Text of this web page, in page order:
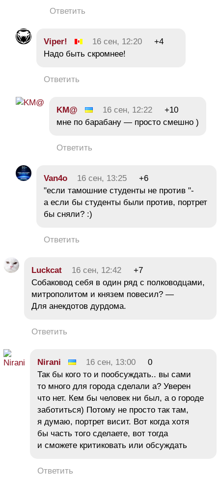
Ответить
Viper! 16 сен, 12:20
+4
Надо быть скромнее!
Ответить
KM@ 16 сен, 12:22
+10
мне по барабану — просто смешно )
Ответить
Van4o 16 сен, 13:25
+6
"если тамошние студенты не против "-
а если бы студенты были против, портрет
бы сняли? :)
Ответить
Luckcat 16 сен, 12:42
+7
Собаковод себя в один ряд с полководцами,
митрополитом и князем повесил? —
Для анекдотов дурдома.
Ответить
Nirani 16 сен, 13:00
0
Так бы кого то и пообсуждать.. вы сами
то много для города сделали а? Уверен
что нет. Кем бы человек ни был, а о городе
заботиться) Потому не просто так там,
я думаю, портрет висит. Вот когда хотя
бы часть того сделаете, вот тогда
и сможете критиковать или обсуждать
Ответить